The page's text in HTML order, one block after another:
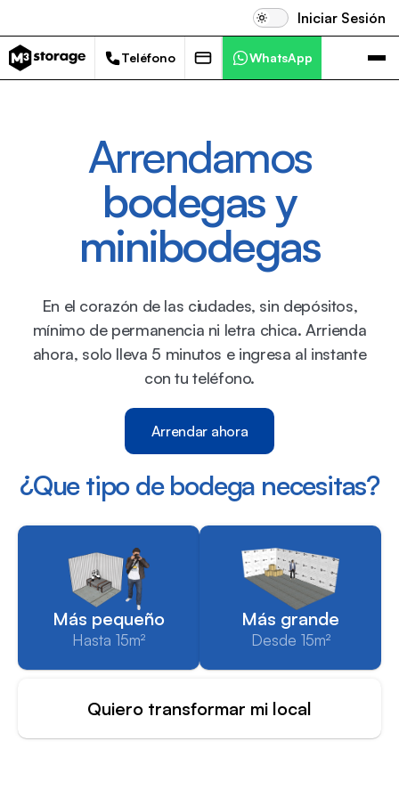
Iniciar Sesión
WhatsApp
Teléfono
Arrendamos
bodegas y
minibodegas
En el corazón de las ciudades, sin depósitos,
mínimo de permanencia ni letra chica. Arrienda
ahora, solo lleva 5 minutos e ingresa al instante
con tu teléfono.
Arrendar ahora
¿Que tipo de bodega necesitas?
Más pequeño
Hasta 15m²
Más grande
Desde 15m²
Quiero transformar mi local